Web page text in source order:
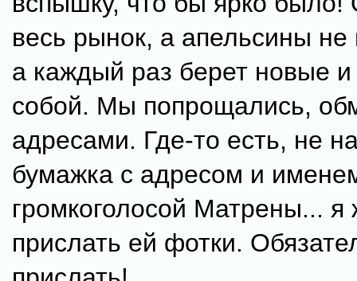
весь рынок, а апельсины не
а каждый раз берет новые и
собой. Мы попрощались,
адресами. Где-то есть, не
бумажка с адресом и
громкоголосой Матрены...
прислать ей фотки.